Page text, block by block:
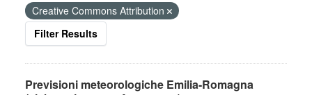
Creative Commons Attribution
Filter Results
Previsioni meteorologiche Emilia-Romagna